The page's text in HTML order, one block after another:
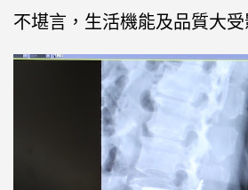
不堪言，生活機能及品質大受